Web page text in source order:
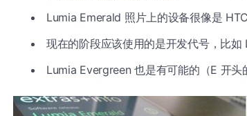
Lumia Emerald 照片上的设备很像是
现在的阶段应该使用的是开发代号，比
Lumia Evergreen 也是有可能的（E 开头